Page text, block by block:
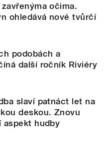
očima.
ohledává nové tvůrčí
podobách a
další ročník Riviéry
slaví patnáct let na
deskou. Znovu
aspekt hudby